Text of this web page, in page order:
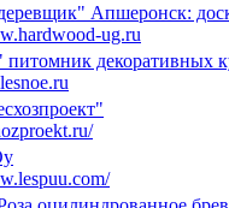
Апшеронск:
ug.ru
питомник декоративных